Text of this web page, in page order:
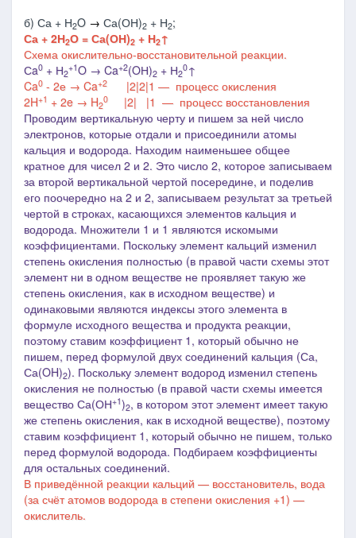
б) Са + Н2O → Са(ОН)2 + Н2;
Са + 2Н2О = Са(ОН)2 + Н2↑
Схема окислительно-восстановительной реакции.
Сa0 + Н2
+1O → Ca+2(OН)2 + Н2
0↑
Ca0 - 2е → Ca+2 |2|2|1 ― процесс окисления
2H+1 + 2e → H2
0 |2| |1 ― процесс восстановления
Проводим вертикальную черту и пишем за ней число
электронов, которые отдали и присоединили атомы
кальция и водорода. Находим наименьшее общее
кратное для чисел 2 и 2. Это число 2, которое записываем
за второй вертикальной чертой посередине, и поделив
его поочередно на 2 и 2, записываем результат за третьей
чертой в строках, касающихся элементов кальция и
водорода. Множители 1 и 1 являются искомыми
коэффициентами. Поскольку элемент кальций изменил
степень окисления полностью (в правой части схемы этот
элемент ни в одном веществе не проявляет такую же
степень окисления, как в исходном веществе) и
одинаковыми являются индексы этого элемента в
формуле исходного вещества и продукта реакции,
поэтому ставим коэффициент 1, который обычно не
пишем, перед формулой двух соединений кальция (Са,
Са(OH)2). Поскольку элемент водород изменил степень
окисления не полностью (в правой части схемы имеется
вещество Са(ОН+1)2, в котором этот элемент имеет такую
же степень окисления, как в исходной веществе), поэтому
ставим коэффициент 1, который обычно не пишем, только
перед формулой водорода. Подбираем коэффициенты
для остальных соединений.
В приведённой реакции кальций — восстановитель, вода
(за счёт атомов водорода в степени окисления +1) —
окислитель.